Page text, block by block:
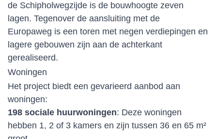
de Schipholwegzijde is de bouwhoogte zeven
lagen. Tegenover de aansluiting met de
Europaweg is een toren met negen verdiepingen en
lagere gebouwen zijn aan de achterkant
gerealiseerd.
Woningen
Het project biedt een gevarieerd aanbod aan
woningen:
198 sociale huurwoningen: Deze woningen
hebben 1, 2 of 3 kamers en zijn tussen 36 en 65 m²